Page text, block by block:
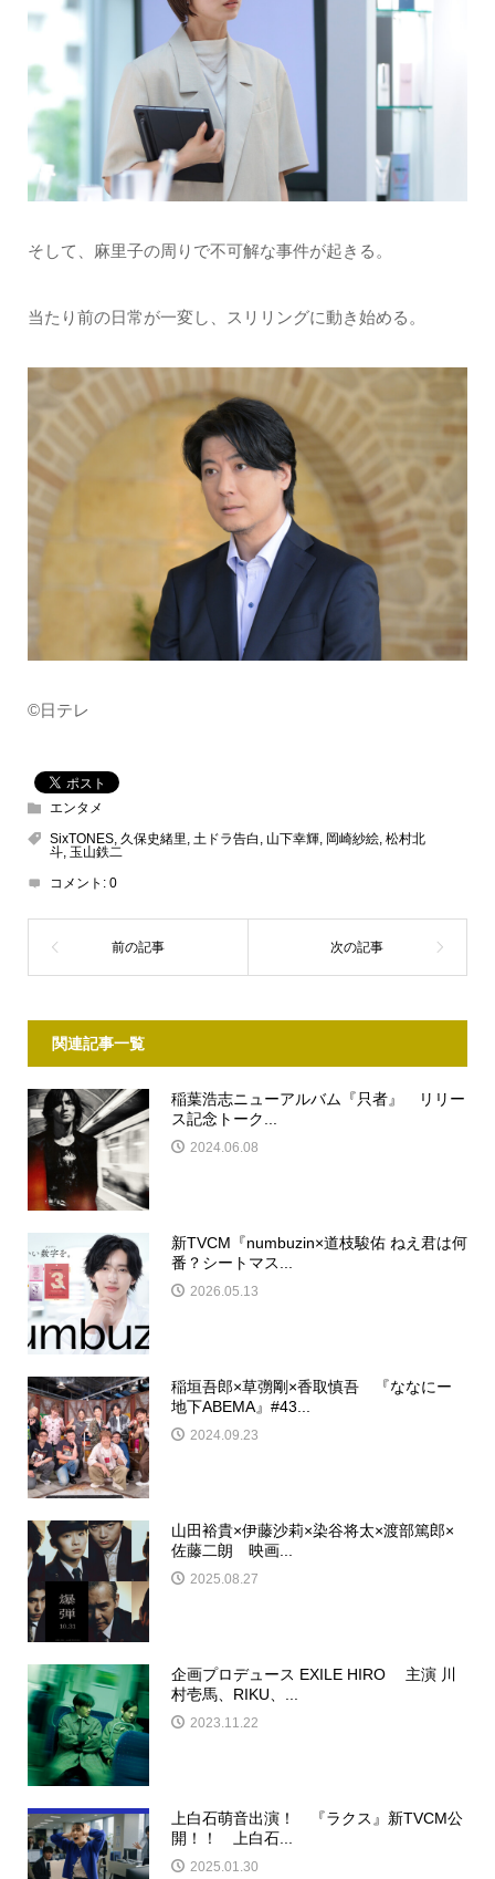
そして、麻里子の周りで不可解な事件が起きる。
当たり前の日常が一変し、スリリングに動き始める。
©日テレ
エンタメ
SixTONES, 久保史緒里, 土ドラ告白 , 山下幸輝, 岡崎紗絵, 松村北
斗, 玉山鉄二
コメント: 0
関連記事一覧
稲葉浩志ニューアルバム『只者』 リリー
ス記念トーク...
2024.06.08
新TVCM『numbuzin×道枝駿佑 ねえ君は何
番？シートマス...
2026.05.13
稲垣吾郎×草彅剛×香取慎吾 『ななにー
地下ABEMA』#43...
2024.09.23
山田裕貴×伊藤沙莉×染谷将太×渡部篤郎×
佐藤二朗 映画...
2025.08.27
企画プロデュース EXILE HIRO 主演 川
村壱馬、RIKU、...
2023.11.22
上白石萌音出演！ 『ラクス』新TVCM公
開！！ 上白石...
2025.01.30